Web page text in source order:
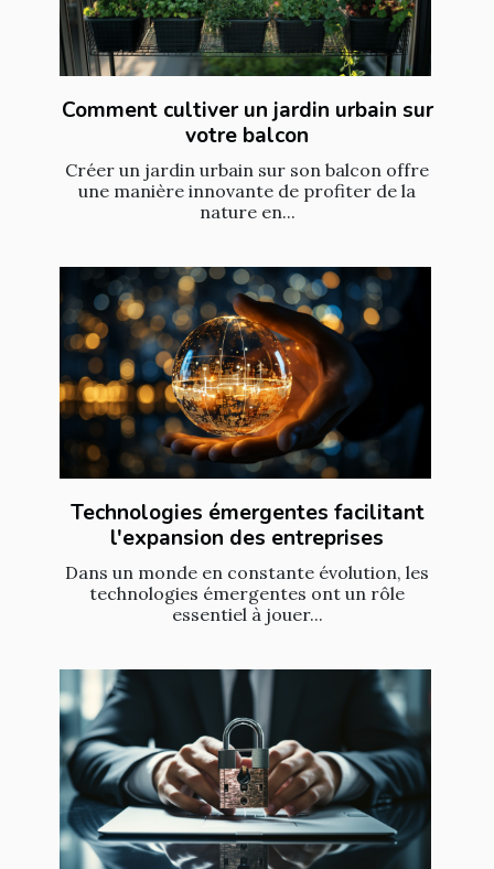
Comment cultiver un jardin urbain sur
votre balcon
Créer un jardin urbain sur son balcon offre
une manière innovante de profiter de la
nature en...
Technologies émergentes facilitant
l'expansion des entreprises
Dans un monde en constante évolution, les
technologies émergentes ont un rôle
essentiel à jouer...